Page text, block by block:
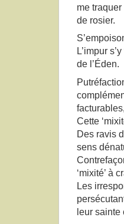
me
de rosier.
L’impur
de l’Éden.
Cette
Des ravis
sens
‘mixité’ à
Les
leur